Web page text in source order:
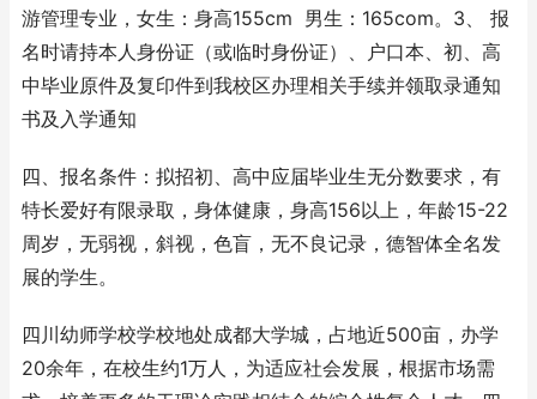
游管理专业，女生：身高155cm 男生：165com。3、 报
名时请持本人身份证（或临时身份证）、户口本、初、高
中毕业原件及复印件到我校区办理相关手续并领取录通知
书及入学通知
四、报名条件：拟招初、高中应届毕业生无分数要求，有
特长爱好有限录取，身体健康，身高156以上，年龄15-22
周岁，无弱视，斜视，色盲，无不良记录，德智体全名发
展的学生。
四川幼师学校学校地处成都大学城，占地近500亩，办学
20余年，在校生约1万人，为适应社会发展，根据市场需